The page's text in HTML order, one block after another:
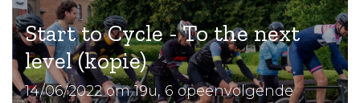
Start to Cycle - To the next
level (kopie)
14/06/2022 om 19u, 6 opeenvolgende